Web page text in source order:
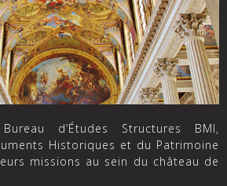
d’Études Structures BMI,
Historiques et du Patrimoine
missions au sein du château de